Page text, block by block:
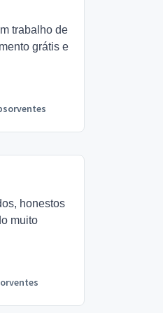
trabalho de
grátis e
honestos
muito